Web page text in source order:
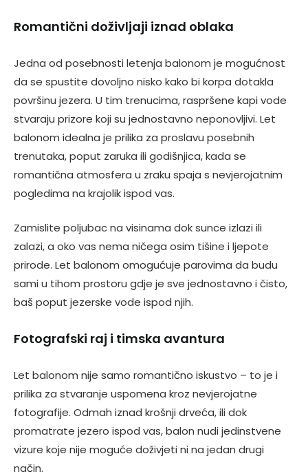
Romantični doživljaji iznad oblaka
Jedna od posebnosti letenja balonom je mogućnost
da se spustite dovoljno nisko kako bi korpa dotakla
površinu jezera. U tim trenucima, raspršene kapi vode
stvaraju prizore koji su jednostavno neponovljivi. Let
balonom idealna je prilika za proslavu posebnih
trenutaka, poput zaruka ili godišnjica, kada se
romantična atmosfera u zraku spaja s nevjerojatnim
pogledima na krajolik ispod vas.
Zamislite poljubac na visinama dok sunce izlazi ili
zalazi, a oko vas nema ničega osim tišine i ljepote
prirode. Let balonom omogućuje parovima da budu
sami u tihom prostoru gdje je sve jednostavno i čisto,
baš poput jezerske vode ispod njih.
Fotografski raj i timska avantura
Let balonom nije samo romantično iskustvo – to je i
prilika za stvaranje uspomena kroz nevjerojatne
fotografije. Odmah iznad krošnji drveća, ili dok
promatrate jezero ispod vas, balon nudi jedinstvene
vizure koje nije moguće doživjeti ni na jedan drugi
način.